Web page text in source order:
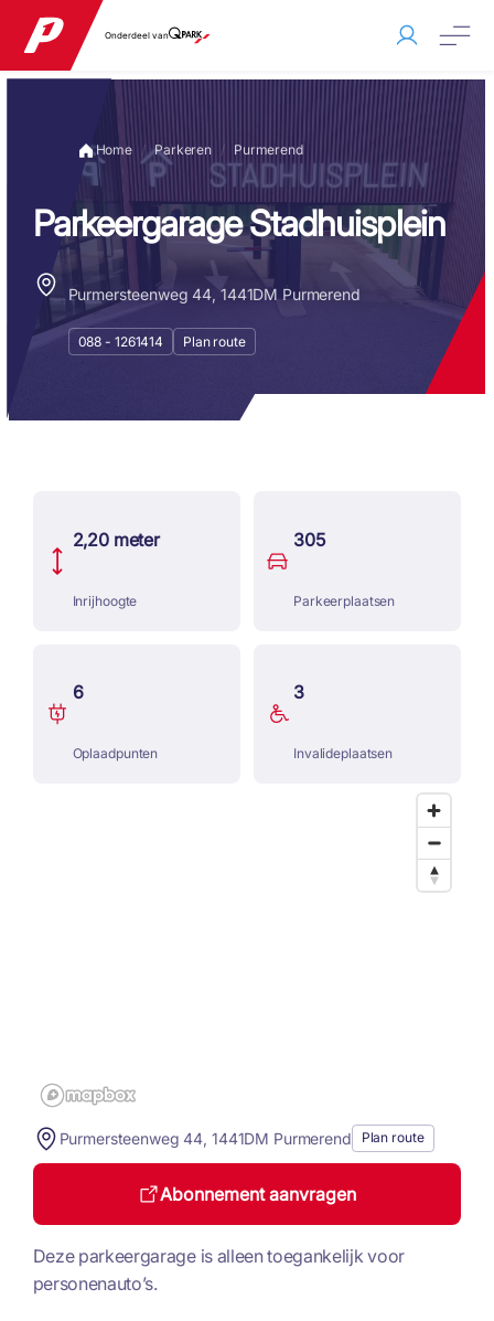
Onderdeel van
Home Parkeren Purmerend
Parkeergarage Stadhuisplein
Purmersteenweg 44, 1441DM Purmerend
088 - 1261414 Plan route
Deze parkeergarage is alleen toegankelijk voor
personenauto’s.
2,20 meter
Inrijhoogte
305
Parkeerplaatsen
6
Oplaadpunten
3
Invalideplaatsen
Purmersteenweg 44, 1441DM Purmerend Plan route
Abonnement aanvragen